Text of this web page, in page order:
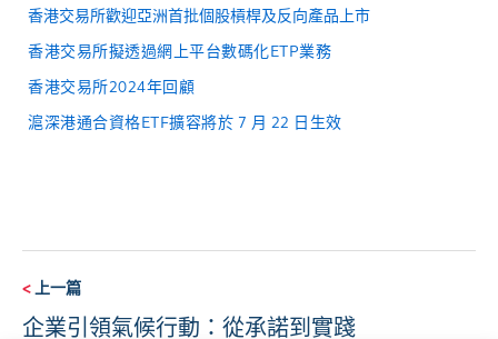
香港交易所歡迎亞洲首批個股槓桿及反向產品上市
香港交易所擬透過網上平台數碼化ETP業務
香港交易所2024年回顧
滬深港通合資格ETF擴容將於 7 月 22 日生效
<上一篇
企業引領氣候行動：從承諾到實踐